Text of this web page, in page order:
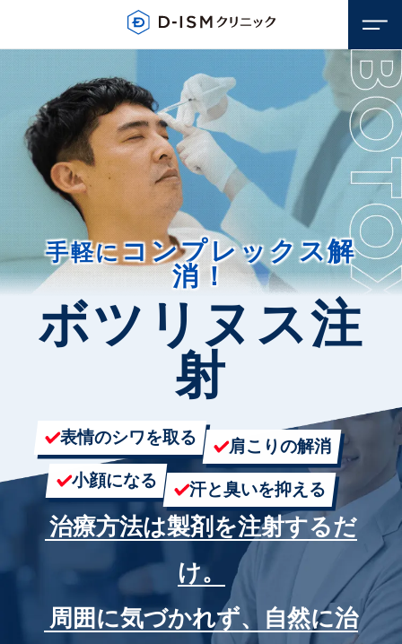
若返り・アンチエイジング
シワ
たるみ
ニキビ・ニキビ跡
クマ
ほくろ・いぼ
体のお悩み
若返り・アンチエイジング
医療痩身
男性美容内科
アートメイク
眉毛アートメイク
ヘアアートメイク
アクセス（東京）
施術料金一覧
クリニック案内
手軽にコンプレックス解
消！
ボツリヌス注
射
表情のシワを取る
肩こりの解消
小顔になる
汗と臭いを抑える
治療方法は製剤を注射するだ
け。
周囲に気づかれず、自然に治